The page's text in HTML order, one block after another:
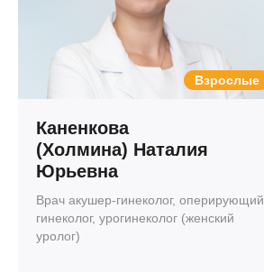
Взрослые
Каненкова
(Холмина) Наталия
Юрьевна
Врач акушер-гинеколог, оперирующий
гинеколог, урогинеколог (женский
уролог)